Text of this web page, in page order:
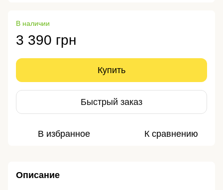
В наличии
3 390 грн
Купить
Быстрый заказ
В избранное К сравнению
Описание